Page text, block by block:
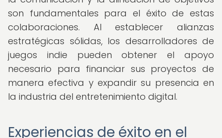
son fundamentales para el éxito de estas
colaboraciones. Al establecer alianzas
estratégicas sólidas, los desarrolladores de
juegos indie pueden obtener el apoyo
necesario para financiar sus proyectos de
manera efectiva y expandir su presencia en
la industria del entretenimiento digital.
Experiencias de éxito en el